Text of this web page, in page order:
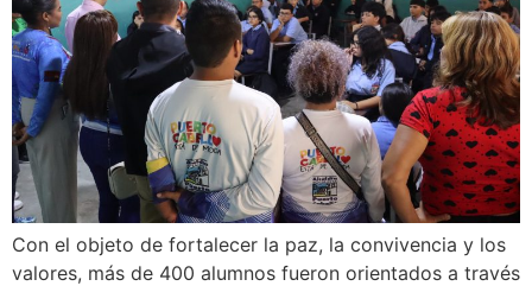
Con el objeto de fortalecer la paz, la convivencia y los
valores, más de 400 alumnos fueron orientados a través